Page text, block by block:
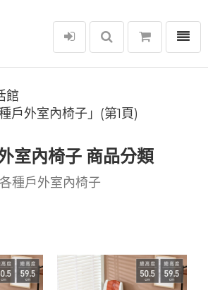
選單
館
戶外室內椅子」(第1頁)
室內椅子 商品分類
各種戶外室內椅子